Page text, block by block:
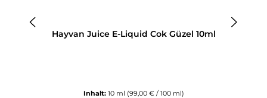
Hayvan Juice E-Liquid Cok Güzel 10ml
Inhalt: 10 ml (99,00 € / 100 ml)